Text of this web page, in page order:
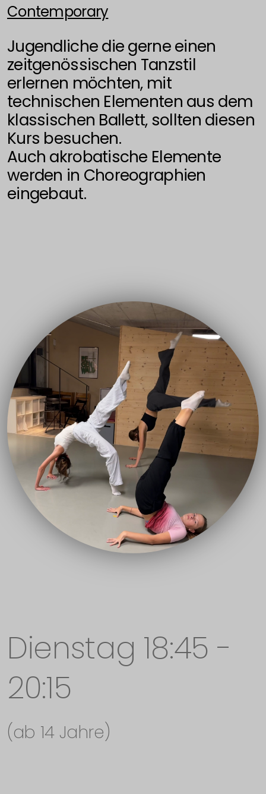
Contemporary
Jugendliche die gerne einen
zeitgenössischen Tanzstil
erlernen möchten, mit
technischen Elementen aus dem
klassischen Ballett, sollten diesen
Kurs besuchen.
Auch akrobatische Elemente
werden in Choreographien
eingebaut.
Dienstag 18:45 -
20:15
(ab 14 Jahre)